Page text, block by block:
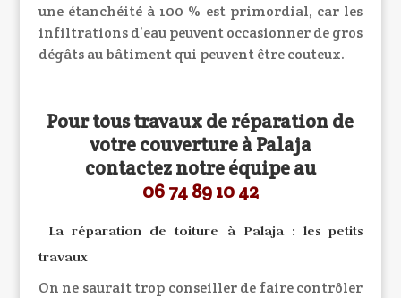
une étanchéité à 100 % est primordial, car les
infiltrations d’eau peuvent occasionner de gros
dégâts au bâtiment qui peuvent être couteux.
Pour tous travaux de réparation de
votre couverture à Palaja
contactez notre équipe au
06 74 89 10 42
La réparation de toiture à Palaja: les petits
travaux
On ne saurait trop conseiller de faire contrôler